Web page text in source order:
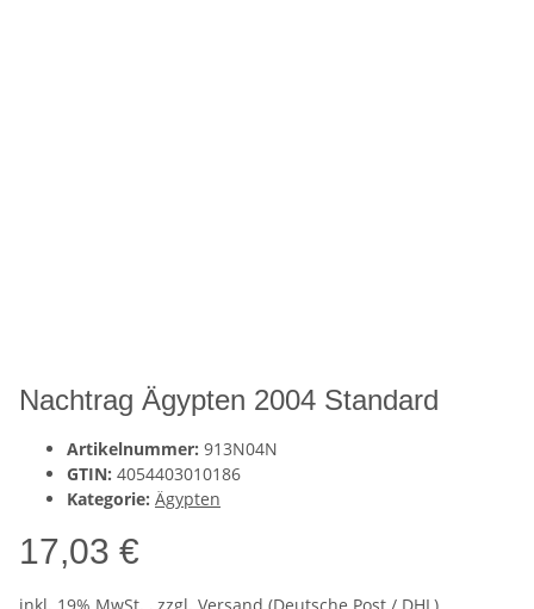
Nachtrag Ägypten 2004 Standard
Artikelnummer: 913N04N
GTIN: 4054403010186
Kategorie: Ägypten
17,03 €